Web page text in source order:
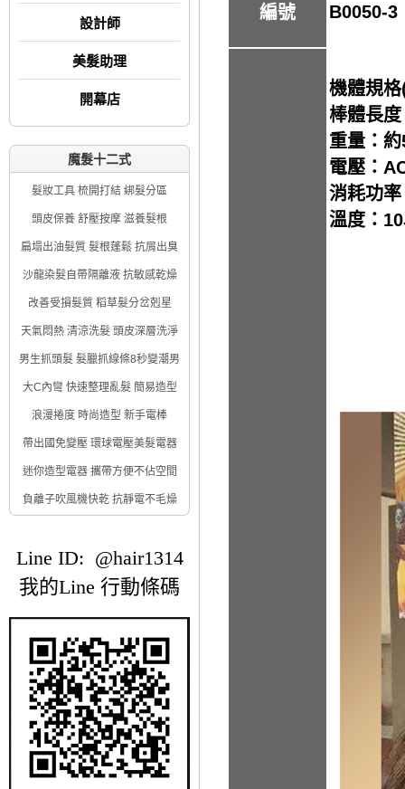
設計師
美髮助理
開幕店
魔髮十二式
髮妝工具 梳開打結 綁髮分區
頭皮保養 舒壓按摩 滋養髮根
扁塌出油髮質 髮根蓬鬆 抗屑出臭
沙龍染髮自帶隔離液 抗敏感乾燥
改善受損髮質 稻草髮分岔剋星
天氣悶熱 清涼洗髮 頭皮深層洗淨
男生抓頭髮 髮臘抓線條8秒變潮男
大C內彎 快速整理亂髮 簡易造型
浪漫捲度 時尚造型 新手電棒
帶出國免變壓 環球電壓美髮電器
迷你造型電器 攜帶方便不佔空間
負離子吹風機快乾 抗靜電不毛燥
Line ID: @hair1314
我的Line 行動條碼
編號 B0050-3
機體規
棒體長
重量：
電壓：
消耗功
溫度：